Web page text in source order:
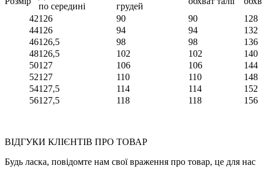
по середині
грудей
42126 90 90
128
44126 94 94
132
46126,5 98 98
136
48126,5 102 102
140
50127 106 106
144
52127 110 110
148
54127,5 114 114
152
56127,5 118 118 156
ВІДГУКИ КЛІЄНТІВ ПРО ТОВАР
Будь ласка, повідомте нам свої враження про товар, це для нас